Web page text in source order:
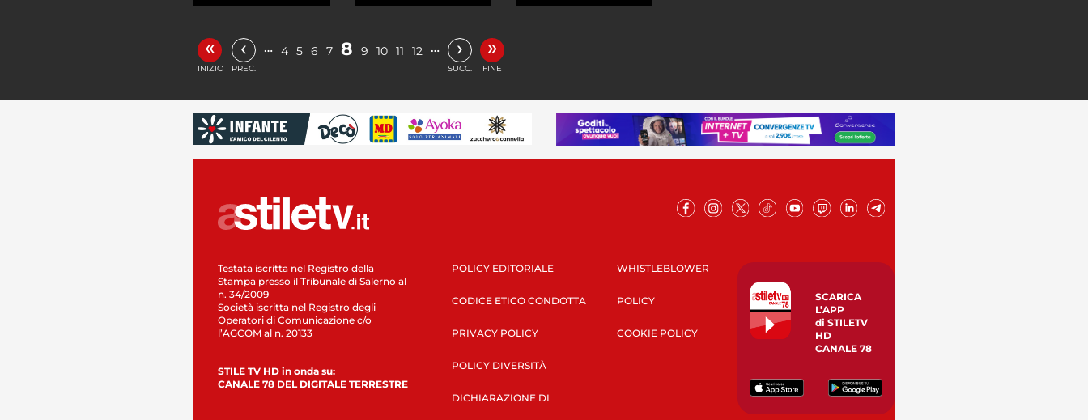
«
INIZIO
‹
PREC.
… 4 5 6 7 8 9 10 11 12 … ›
SUCC.
»
FINE
Testata iscritta nel Registro della
Stampa presso il Tribunale di Salerno al
n. 34/2009
Società iscritta nel Registro degli
Operatori di Comunicazione c/o
l’AGCOM al n. 20133
STILE TV HD in onda su:
CANALE 78 DEL DIGITALE TERRESTRE
POLICY EDITORIALE
CODICE ETICO CONDOTTA
PRIVACY POLICY
POLICY DIVERSITÀ
DICHIARAZIONE DI
WHISTLEBLOWER
POLICY
COOKIE POLICY
SCARICA
L’APP
di STILETV
HD
CANALE 78